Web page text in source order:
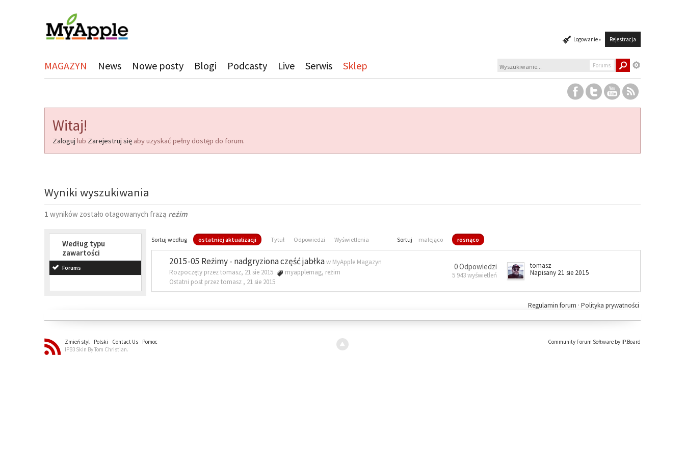
Logowanie » Rejestracja
MAGAZYN News Nowe posty Blogi Podcasty Live Serwis Sklep Forums
Witaj!
Zaloguj lub Zarejestruj się aby uzyskać pełny dostęp do forum.
Wyniki wyszukiwania
1 wyników zostało otagowanych frazą reżim
Według typu
zawartości
Forums
Sortuj według ostatniej aktualizacji Tytuł Odpowiedzi Wyświetlenia Sortuj malejąco rosnąco
2015-05 Reżimy - nadgryziona część jabłkaw MyApple Magazyn
Rozpoczęty przez tomasz, 21 sie 2015
myapplemag, reżim
Ostatni post przez tomasz , 21 sie 2015
0 Odpowiedzi
5 943 wyświetleń
tomasz
Napisany 21 sie 2015
Polityka prywatności
Regulamin forum ·
Zmień styl Polski Contact Us
Pomoc
IPB3 Skin By Tom Christian.
Community Forum Software by IP.Board